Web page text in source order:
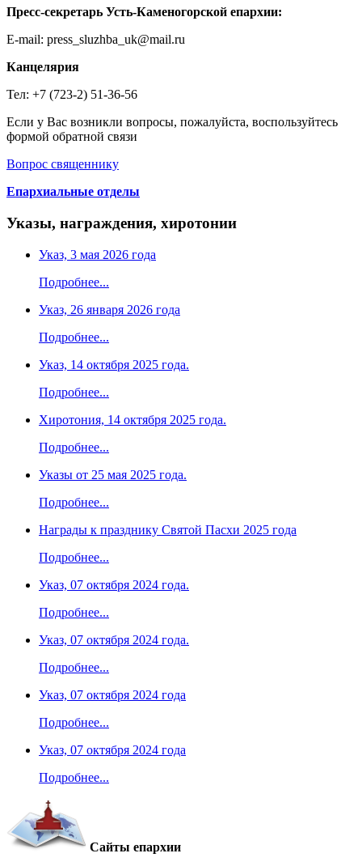
Пресс-секретарь Усть-Каменогорской епархии:
E-mail: press_sluzhba_uk@mail.ru
Канцелярия
Тел: +7 (723-2) 51-36-56
Если у Вас возникли вопросы, пожалуйста, воспользуйтесь
формой обратной связи
Вопрос священнику
Епархиальные отделы
Указы, награждения, хиротонии
Указ, 3 мая 2026 года
Подробнее...
Указ, 26 января 2026 года
Подробнее...
Указ, 14 октября 2025 года.
Подробнее...
Хиротония, 14 октября 2025 года.
Подробнее...
Указы от 25 мая 2025 года.
Подробнее...
Награды к празднику Святой Пасхи 2025 года
Подробнее...
Указ, 07 октября 2024 года.
Подробнее...
Указ, 07 октября 2024 года.
Подробнее...
Указ, 07 октября 2024 года
Подробнее...
Указ, 07 октября 2024 года
Подробнее...
Сайты епархии